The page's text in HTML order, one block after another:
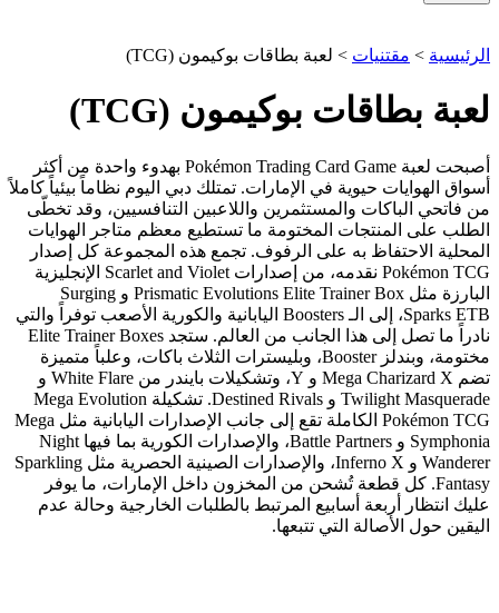
الرئيسية > مقتنيات > لعبة بطاقات بوكيمون (TCG)
لعبة بطاقات بوكيمون (TCG)
أصبحت لعبة Pokémon Trading Card Game بهدوء واحدة من أكثر
أسواق الهوايات حيوية في الإمارات. تمتلك دبي اليوم نظاماً بيئياً كاملاً
من فاتحي الباكات والمستثمرين واللاعبين التنافسيين، وقد تخطّى
الطلب على المنتجات المختومة ما تستطيع معظم متاجر الهوايات
المحلية الاحتفاظ به على الرفوف. تجمع هذه المجموعة كل إصدار
Pokémon TCG نقدمه، من إصدارات Scarlet and Violet الإنجليزية
البارزة مثل Prismatic Evolutions Elite Trainer Box و Surging
Sparks ETB، إلى الـ Boosters اليابانية والكورية الأصعب توفراً والتي
نادراً ما تصل إلى هذا الجانب من العالم. ستجد Elite Trainer Boxes
مختومة، وبندلز Booster، وبليسترات الثلاث باكات، وعلباً متميزة
تضم Mega Charizard X و Y، وتشكيلات بايندر من White Flare و
Twilight Masquerade و Destined Rivals. تشكيلة Mega Evolution
Pokémon TCG الكاملة تقع إلى جانب الإصدارات اليابانية مثل Mega
Symphonia و Battle Partners، والإصدارات الكورية بما فيها Night
Wanderer و Inferno X، والإصدارات الصينية الحصرية مثل Sparkling
Fantasy. كل قطعة تُشحن من المخزون داخل الإمارات، ما يوفر
عليك انتظار أربعة أسابيع المرتبط بالطلبات الخارجية وحالة عدم
اليقين حول الأصالة التي تتبعها.